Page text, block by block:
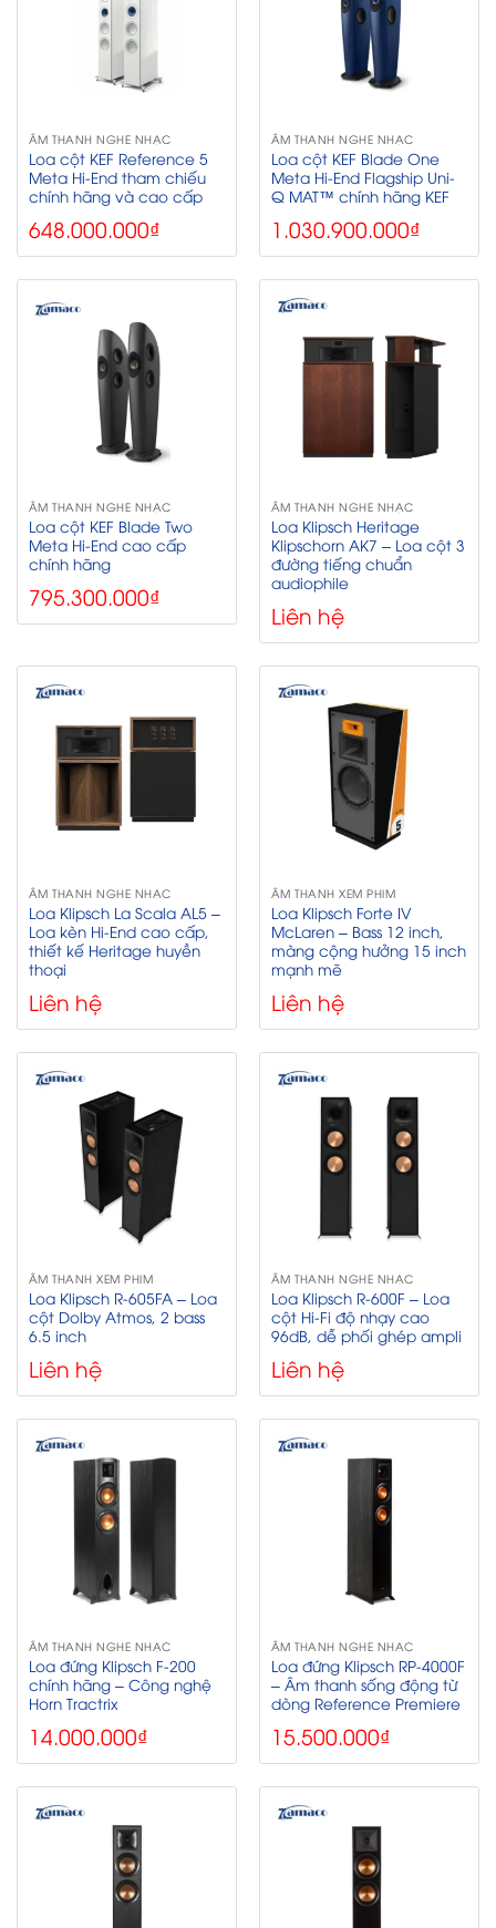
ÂM THANH NGHE NHẠC
Loa cột KEF Reference 5
Meta Hi-End tham chiếu
chính hãng và cao cấp
648.000.000₫
ÂM THANH NGHE NHẠC
Loa cột KEF Blade One
Meta Hi-End Flagship Uni-
Q MAT™ chính hãng KEF
1.030.900.000₫
ÂM THANH NGHE NHẠC
Loa cột KEF Blade Two
Meta Hi-End cao cấp
chính hãng
795.300.000₫
ÂM THANH NGHE NHẠC
Loa Klipsch Heritage
Klipschorn AK7 – Loa cột 3
đường tiếng chuẩn
audiophile
Liên hệ
ÂM THANH NGHE NHẠC
Loa Klipsch La Scala AL5 –
Loa kèn Hi-End cao cấp,
thiết kế Heritage huyền
thoại
Liên hệ
ÂM THANH XEM PHIM
Loa Klipsch Forte IV
McLaren – Bass 12 inch,
màng cộng hưởng 15 inch
mạnh mẽ
Liên hệ
ÂM THANH XEM PHIM
Loa Klipsch R-605FA – Loa
cột Dolby Atmos, 2 bass
6.5 inch
Liên hệ
ÂM THANH NGHE NHẠC
Loa Klipsch R-600F – Loa
cột Hi-Fi độ nhạy cao
96dB, dễ phối ghép ampli
Liên hệ
ÂM THANH NGHE NHẠC
Loa đứng Klipsch F-200
chính hãng – Công nghệ
Horn Tractrix
14.000.000₫
ÂM THANH NGHE NHẠC
Loa đứng Klipsch RP-4000F
– Âm thanh sống động từ
dòng Reference Premiere
15.500.000₫